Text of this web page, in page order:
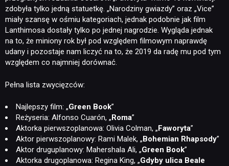
PUBLICYSTYKA
KULTURA
TECHNOLOGIE
DYSKUSJE
zdobyła tylko jedną statuetkę. „Narodziny gwiazdy” oraz „Vice”
miały szansę w ośmiu kategoriach, jednak podobnie jak film
Lanthimosa dostały tylko po jednej nagrodzie. Wygląda jednak
na to, że miniony rok był pod względem filmowym naprawdę
udany i pozostaje nam liczyć na to, że 2019 da radę mu pod tym
względem co najmniej dorównać.
Pełna lista zwycięzców:
Najlepszy film: „Green Book”
Reżyseria: Alfonso Cuarón, „Roma”
Aktorka pierwszoplanowa: Olivia Colman, „Faworyta”
Aktor pierwszoplanowy: Rami Malek, „Bohemian Rhapsody”
Aktor druguplanowy: Mahershala Ali, „Green Book”
Aktorka drugoplanowa: Regina King, „Gdyby ulica Beale